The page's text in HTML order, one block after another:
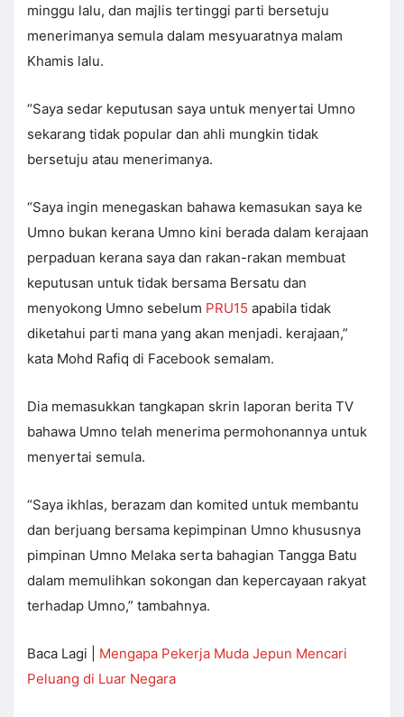
minggu lalu, dan majlis tertinggi parti bersetuju
menerimanya semula dalam mesyuaratnya malam
Khamis lalu.
“Saya sedar keputusan saya untuk menyertai Umno
sekarang tidak popular dan ahli mungkin tidak
bersetuju atau menerimanya.
“Saya ingin menegaskan bahawa kemasukan saya ke
Umno bukan kerana Umno kini berada dalam kerajaan
perpaduan kerana saya dan rakan-rakan membuat
keputusan untuk tidak bersama Bersatu dan
menyokong Umno sebelum PRU15 apabila tidak
diketahui parti mana yang akan menjadi. kerajaan,”
kata Mohd Rafiq di Facebook semalam.
Dia memasukkan tangkapan skrin laporan berita TV
bahawa Umno telah menerima permohonannya untuk
menyertai semula.
“Saya ikhlas, berazam dan komited untuk membantu
dan berjuang bersama kepimpinan Umno khususnya
pimpinan Umno Melaka serta bahagian Tangga Batu
dalam memulihkan sokongan dan kepercayaan rakyat
terhadap Umno,” tambahnya.
Baca Lagi | Mengapa Pekerja Muda Jepun Mencari
Peluang di Luar Negara